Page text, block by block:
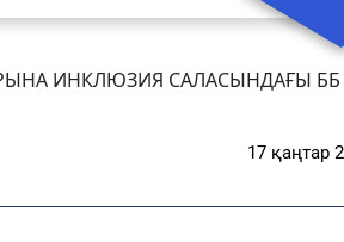
ИНКЛЮЗИЯ САЛАСЫНДАҒЫ
17 қаңтар